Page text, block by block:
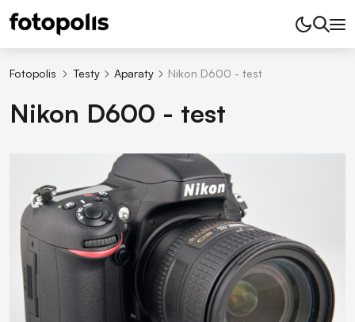
Fotopolis Testy Aparaty Nikon D600 - test
Nikon D600 - test